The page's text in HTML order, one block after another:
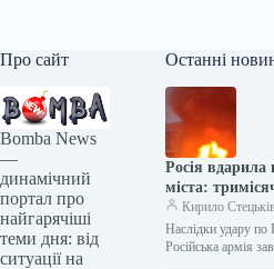
Про сайт
Bomba News
—
динамічний
портал про
найгарячіші
теми дня: від
ситуації на
Останні
Росія вдарила
міста:
серед
Кирило Стецьків
Наслідки удару по
Російська армія